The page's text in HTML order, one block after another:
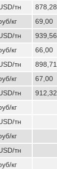
тн
878,28
кг 69,00
тн
939,56
кг 66,00
тн
898,71
кг 67,00
тн
912,32
кг
тн
кг
тн
кг